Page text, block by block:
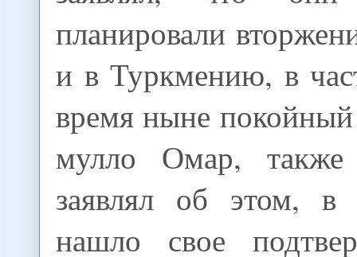
планировали
и в Туркмению, в
время ныне
мулло Омар, также
заявлял об этом, в
нашло свое